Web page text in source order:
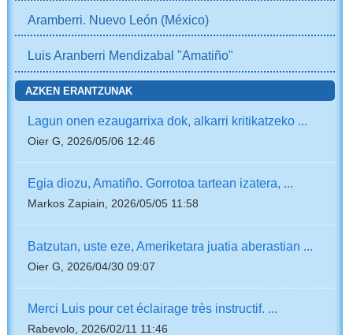
Aramberri. Nuevo León (México)
Luis Aranberri Mendizabal "Amatiño"
AZKEN ERANTZUNAK
Lagun onen ezaugarrixa dok, alkarri kritikatzeko ...
Oier G, 2026/05/06 12:46
Egia diozu, Amatiño. Gorrotoa tartean izatera, ...
Markos Zapiain, 2026/05/05 11:58
Batzutan, uste eze, Ameriketara juatia aberastian ...
Oier G, 2026/04/30 09:07
Merci Luis pour cet éclairage très instructif. ...
Rabevolo, 2026/02/11 11:46